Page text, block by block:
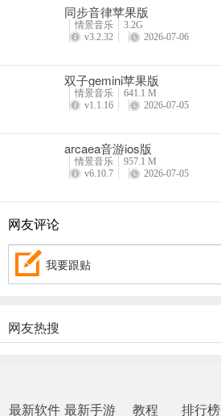
的每日挑战模式，规则与上述相同。
同步音律苹果版
情景音乐
3.2G
v3.2.32
2026-07-06
双子gemini苹果版
情景音乐
641.1 M
v1.1.16
2026-07-05
arcaea音游ios版
情景音乐
957.1 M
v6.10.7
2026-07-05
网友评论
我要跟贴
网友热搜
最新软件 最新手游 教程 排行榜